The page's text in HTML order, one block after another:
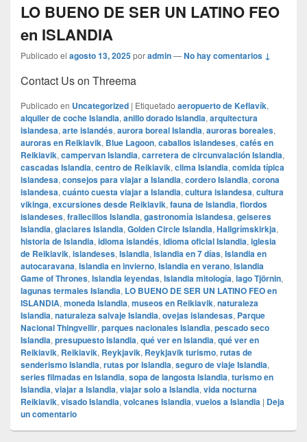
LO BUENO DE SER UN LATINO FEO
en ISLANDIA
Publicado el agosto 13, 2025poradmin—No hay comentarios ↓
Contact Us on Threema
Publicado en Uncategorized | Etiquetado aeropuerto de Keflavík,
alquiler de coche Islandia, anillo dorado Islandia, arquitectura
islandesa, arte islandés, aurora boreal Islandia, auroras boreales,
auroras en Reikiavik, Blue Lagoon, caballos islandeses, cafés en
Reikiavik, campervan Islandia, carretera de circunvalación Islandia,
cascadas Islandia, centro de Reikiavik, clima Islandia, comida típica
islandesa, consejos para viajar a Islandia, cordero Islandia, corona
islandesa, cuánto cuesta viajar a Islandia, cultura islandesa, cultura
vikinga, excursiones desde Reikiavik, fauna de Islandia, fiordos
islandeses, frailecillos Islandia, gastronomía islandesa, geiseres
Islandia, glaciares Islandia, Golden Circle Islandia, Hallgrímskirkja,
historia de Islandia, idioma islandés, idioma oficial Islandia, iglesia
de Reikiavik, islandeses, Islandia, Islandia en 7 días, Islandia en
autocaravana, Islandia en invierno, Islandia en verano, Islandia
Game of Thrones, Islandia leyendas, Islandia mitología, lago Tjörnin,
lagunas termales Islandia, LO BUENO DE SER UN LATINO FEO en
ISLANDIA, moneda Islandia, museos en Reikiavik, naturaleza
Islandia, naturaleza salvaje Islandia, ovejas islandesas, Parque
Nacional Thingvellir, parques nacionales Islandia, pescado seco
Islandia, presupuesto Islandia, qué ver en Islandia, qué ver en
Reikiavik, Reikiavik, Reykjavik, Reykjavik turismo, rutas de
senderismo Islandia, rutas por Islandia, seguro de viaje Islandia,
series filmadas en Islandia, sopa de langosta Islandia, turismo en
Islandia, viajar a Islandia, viajar solo a Islandia, vida nocturna
Reikiavik, visado Islandia, volcanes Islandia, vuelos a Islandia | Deja
un comentario